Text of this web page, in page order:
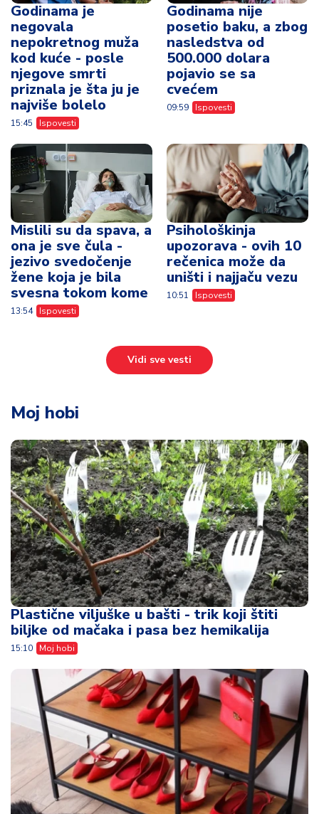
Godinama je
negovala
nepokretnog muža
kod kuće - posle
njegove smrti
priznala je šta ju je
najviše bolelo
15:45 Ispovesti
Godinama nije
posetio baku, a zbog
nasledstva od
500.000 dolara
pojavio se sa
cvećem
09:59 Ispovesti
Mislili su da spava, a
ona je sve čula -
jezivo svedočenje
žene koja je bila
svesna tokom kome
13:54 Ispovesti
Psihološkinja
upozorava - ovih 10
rečenica može da
uništi i najjaču vezu
10:51 Ispovesti
Vidi sve vesti
Moj hobi
Plastične viljuške u bašti - trik koji štiti
biljke od mačaka i pasa bez hemikalija
15:10 Moj hobi